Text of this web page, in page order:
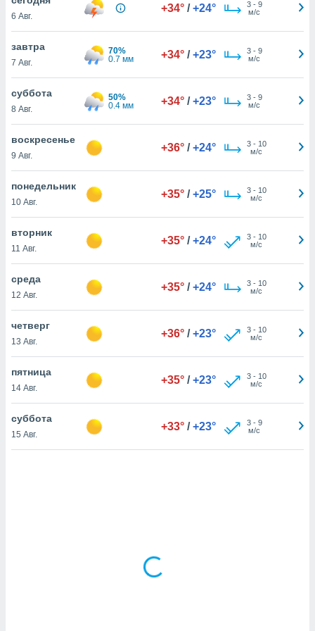
действия
на веб-
основе.
нашей
cookie
в
ВЫ
равно
нашим
6 Авг.
+34° / +24° 3- 9
м/с
завтра
7 Авг.
70%
0.7 мм
+34° / +23° 3- 9
м/с
суббота
8 Авг.
50%
0.4 мм
+34° / +23° 3- 9
м/с
воскресенье
9 Авг.
+36° / +24° 3- 10
м/с
понедельник
10 Авг.
+35° / +25° 3- 10
м/с
вторник
11 Авг.
+35° / +24° 3- 10
м/с
среда
12 Авг.
+35° / +24° 3- 10
м/с
четверг
13 Авг.
+36° / +23° 3- 10
м/с
пятница
14 Авг.
+35° / +23° 3- 10
м/с
суббота
15 Авг.
+33° / +23° 3- 9
м/с